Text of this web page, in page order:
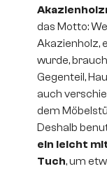
das Motto:
Akazienholz,
wurde,
Gegenteil,
auch
dem
Deshalb
ein leicht
Tuch, um